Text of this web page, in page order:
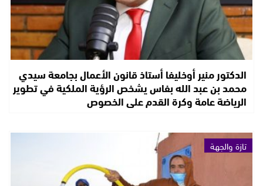
الدكتور منير أوخليفا أستاذ قانون الأعمال بجامعة سيدي
محمد بن عبد الله بفاس يشخص الرؤية الملكية في تطوير
الرياضة عامة وكرة القدم على الخصوص
تازة والجهة